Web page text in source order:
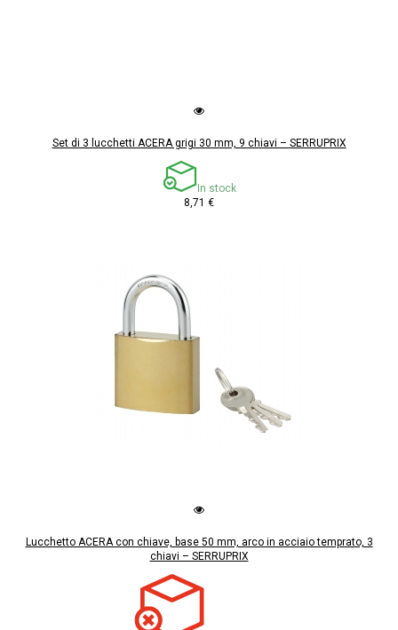
Set di 3 lucchetti ACERA grigi 30 mm, 9 chiavi – SERRUPRIX
In stock
8,71 €
Lucchetto ACERA con chiave, base 50 mm, arco in acciaio temprato, 3
chiavi – SERRUPRIX